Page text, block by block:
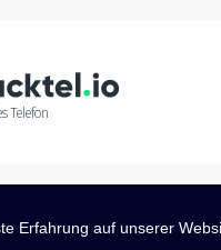
Telefon
Erfahrung auf unserer